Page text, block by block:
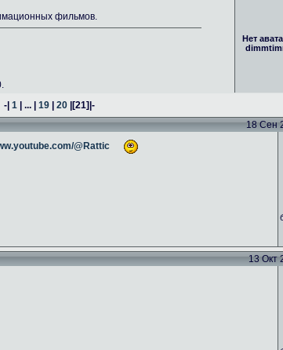
Нет
фильмов.
-| 1 | ... | 19 | 20 |[21]|-
18 Сен
@Rattic
13 Окт